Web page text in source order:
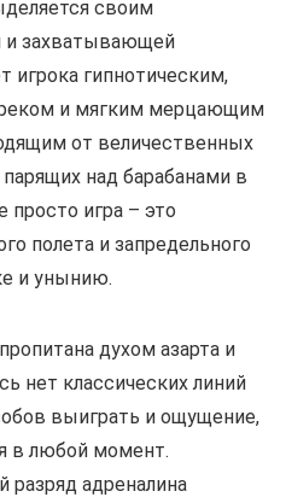
своим
захватывающей
игрока гипнотическим,
и мягким мерцающим
от величественных
над барабанами в
просто игра – это
полета и запредельного
и унынию.
духом азарта и
нет классических линий
выиграть и ощущение,
в любой момент.
разряд адреналина